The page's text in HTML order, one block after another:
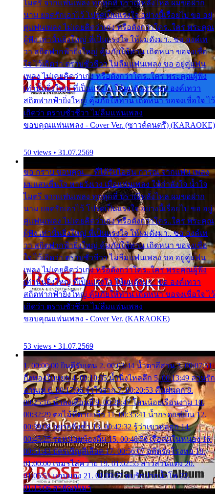
ไมตรี จากแฟนเพลง ทุกทุกที่ ปราณีหลั่งไหล ผมขอฝาก
นาม ยอดรักเอาไว้ โปรดเป็นแรงใจ อย่างนี้เรื่อยไป ขอ อยู่
คู่แฟนเพลง ไม่เคยคิดว่าเก่ง หรือดังกว่าใคร..ใคร พระคุณ
ผู้ฟัง เท่านั้นยิ่งใหญ่ ที่เป็นแรงใจ ให้ผมดังมา.. ขอ องค์เท
วา สถิตฟากฟ้ายิ่งใหญ่ คุ้มภัยให้ท่าน เถิดหนา ขอจงเชื่อ
ใจ ไว้เถิดว่า ตราบชั่วชีวา ไม่ลืมแฟนเพลง ขอ อยู่คู่แฟน
เพลง ไม่เคยคิดว่าเก่ง หรือดังกว่าใคร..ใคร พระคุณผู้ฟัง
เท่านั้นยิ่งใหญ่ ที่เป็นแรงใจ ให้ผมดังมา.. ขอ องค์เทวา
สถิตฟากฟ้ายิ่งใหญ่ คุ้มภัยให้ท่าน เถิดหนา ขอจงเชื่อใจ ไว้
เถิดว่า ตราบชั่วชีวา ไม่ลืมแฟนเพลง
ขอบคุณแฟนเพลง - Cover Ver. (ซาวด์ดนตรี) (KARAOKE)
50 views • 31.07.2569
ขอ กราบ ขอบคุณ.... ที่ได้รับไออุ่น การุณ จากแฟน เพลง
ผมแสนชื่นใจ หายวังเวง เมื่อแฟนเพลง ให้กำลังใจ น้ำใจ
ไมตรี จากแฟนเพลง ทุกทุกที่ ปราณีหลั่งไหล ผมขอฝาก
นาม ยอดรักเอาไว้ โปรดเป็นแรงใจ อย่างนี้เรื่อยไป ขอ อยู่
คู่แฟนเพลง ไม่เคยคิดว่าเก่ง หรือดังกว่าใคร..ใคร พระคุณ
ผู้ฟัง เท่านั้นยิ่งใหญ่ ที่เป็นแรงใจ ให้ผมดังมา.. ขอ องค์เท
วา สถิตฟากฟ้ายิ่งใหญ่ คุ้มภัยให้ท่าน เถิดหนา ขอจงเชื่อ
ใจ ไว้เถิดว่า ตราบชั่วชีวา ไม่ลืมแฟนเพลง ขอ อยู่คู่แฟน
เพลง ไม่เคยคิดว่าเก่ง หรือดังกว่าใคร..ใคร พระคุณผู้ฟัง
เท่านั้นยิ่งใหญ่ ที่เป็นแรงใจ ให้ผมดังมา.. ขอ องค์เทวา
สถิตฟากฟ้ายิ่งใหญ่ คุ้มภัยให้ท่าน เถิดหนา ขอจงเชื่อใจ ไว้
เถิดว่า ตราบชั่วชีวา ไม่ลืมแฟนเพลง
ขอบคุณแฟนเพลง - Cover Ver. (KARAOKE)
53 views • 31.07.2569
1. 00:00:00 ยินดีรับเดน 2. 00:03:44 น้ำตาอีสาน 3. 00:07:51
กิ่งทองใบหยก 4. 00:10:35 น้ำนิ่งไหลลึก 5. 00:13:49 ลานรัก
ลานเท 6. 00:17:06 จำใจจาก 7. 00:20:53 คืนฝนตก 8.
00:25:16 น้ำลงเดือนยี่ 9. 00:28:47 โสนน้อยเรือนงาม 10.
00:32:29 ตอไม้ที่ตายแล้ว 11. 00:35:41 น้ำกรดแช่เย็น 12.
00:39:08 อยากฟังซ้ำ 13. 00:42:32 รู้ว่าเขาหลอก 14.
00:45:25 รอหน่อยน้องติ๋ม 15. 00:48:56 เรือล่มในหนอง 16.
00:51:43 บัตรเชิญสีเลือด 17. 00:56:07 อดีตรักโรงทอ 18.
01:00:00 เขมรไล่ควาย 19. 01:02:55 สาวสวนแตง 20.
01:05:51 แอบมอง 21. 01:09:27 พบรักปากน้ำโพ 22.
01:13:06 สายัณห์เมา